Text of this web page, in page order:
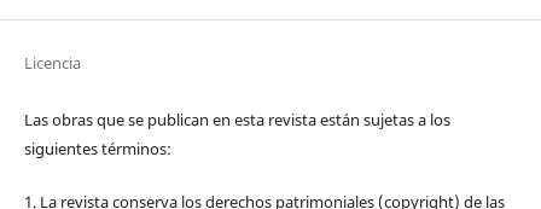
Licencia
Las obras que se publican en esta revista están sujetas a los
siguientes términos:
1. La revista conserva los derechos patrimoniales (copyright) de las